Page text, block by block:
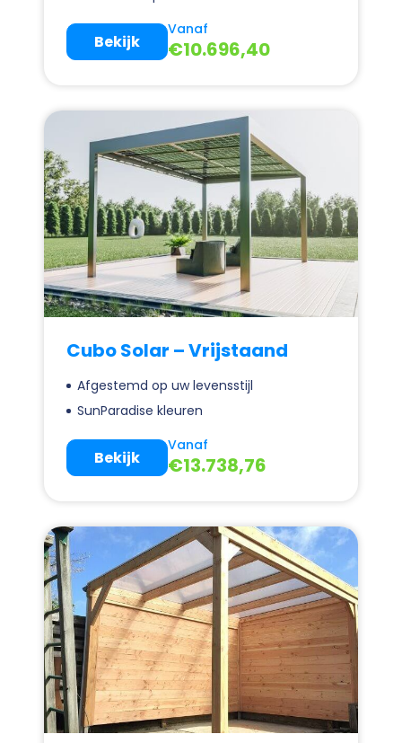
Vanaf
€10.696,40
Bekijk
Cubo Solar – Vrijstaand
Afgestemd op uw levensstijl
SunParadise kleuren
Vanaf
€13.738,76
Bekijk